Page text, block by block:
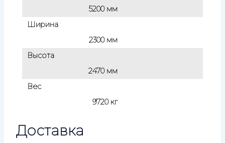
5200 мм
Ширина
2300 мм
Высота
2470 мм
Вес
9720 кг
Доставка